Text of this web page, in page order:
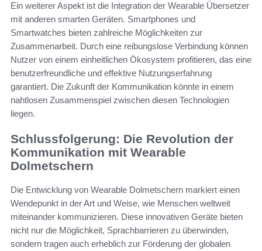
Ein weiterer Aspekt ist die Integration der Wearable Übersetzer
mit anderen smarten Geräten. Smartphones und
Smartwatches bieten zahlreiche Möglichkeiten zur
Zusammenarbeit. Durch eine reibungslose Verbindung können
Nutzer von einem einheitlichen Ökosystem profitieren, das eine
benutzerfreundliche und effektive Nutzungserfahrung
garantiert. Die Zukunft der Kommunikation könnte in einem
nahtlosen Zusammenspiel zwischen diesen Technologien
liegen.
Schlussfolgerung: Die Revolution der
Kommunikation mit Wearable
Dolmetschern
Die Entwicklung von Wearable Dolmetschern markiert einen
Wendepunkt in der Art und Weise, wie Menschen weltweit
miteinander kommunizieren. Diese innovativen Geräte bieten
nicht nur die Möglichkeit, Sprachbarrieren zu überwinden,
sondern tragen auch erheblich zur Förderung der globalen